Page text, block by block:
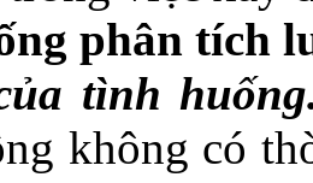
phân tích
tình
không có